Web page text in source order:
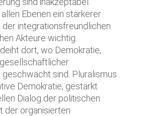
Ebenen ein stärkerer
integrationsfreundlichen
Akteure wichtig.
dort, wo Demokratie,
sind. Pluralismus
Demokratie, gestärkt
Dialog der politischen
der organisierten